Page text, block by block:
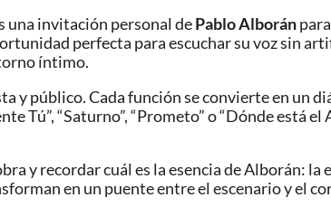
una invitación personal dePablo Alborán
perfecta para escuchar su voz sin
íntimo.
público. Cada función se convierte en un
Tú”, “Saturno”, “Prometo” o “Dónde está
y recordar cuál es la esencia de Alborán:
en un puente entre el escenario y el